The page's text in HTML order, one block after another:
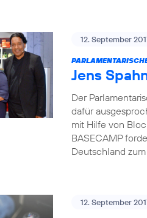
12. September
Jens
Der
dafür
mit Hilfe von
BASECAMP
Deutschland
12. September